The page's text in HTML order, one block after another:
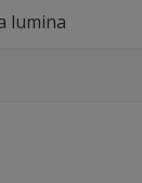
lumina